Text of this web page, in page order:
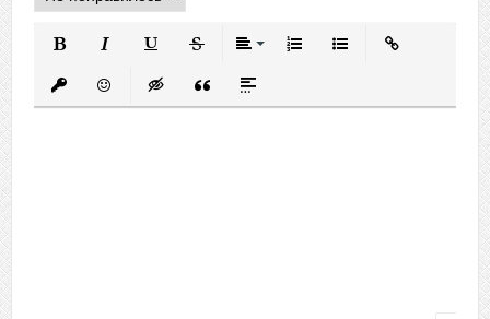
Маркированный
Вставить
Вставить защищенную ссылку
Вставить смайлик
Вставка скрытого текста
Вставка цитаты
Вставка спойлера